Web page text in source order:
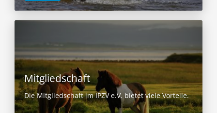
Mitgliedschaft
Die Mitgliedschaft im IPZV e.V. bietet viele Vorteile.